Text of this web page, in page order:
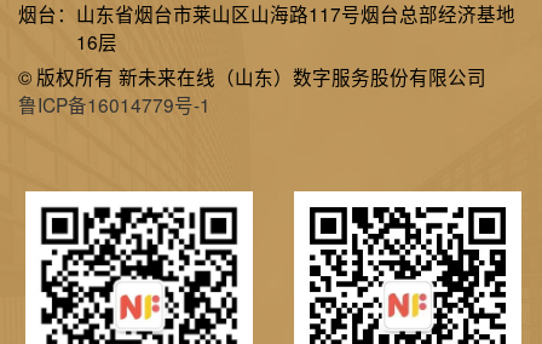
烟台： 山东省烟台市莱山区山海路117号烟台总部经济基地
16层
© 版权所有 新未来在线（山东）数字服务股份有限公司
鲁ICP备16014779号-1